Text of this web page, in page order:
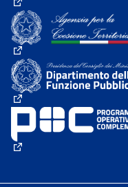
(Collegamento esterno)
(Collegamento esterno)
(Collegamento esterno)